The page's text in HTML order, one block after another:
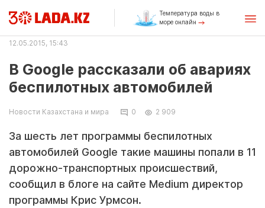
Температура воды в
море онлайн
12.05.2015, 15:43
В Google рассказали об авариях
беспилотных автомобилей
Новости Казахстана и мира 0 2 909
За шесть лет программы беспилотных
автомобилей Google такие машины попали в 11
дорожно-транспортных происшествий,
сообщил в блоге на сайте Medium директор
программы Крис Урмсон.